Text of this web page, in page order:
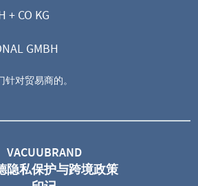
+ CO KG
GMBH
对贸易商的。
VACUUBRAND
隐私保护与跨境政策